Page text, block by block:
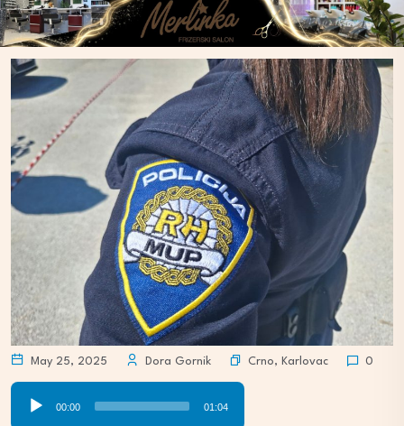
May 25, 2025 Dora Gornik Crno, Karlovac 0
Audio
Player
00:00 01:04